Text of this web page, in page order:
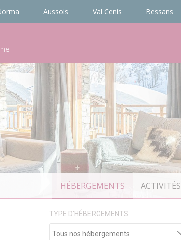
Aussois Val Cenis Bessans
HÉBERGEMENTS ACTIVITÉS
TYPE D'HÉBERGEMENTS